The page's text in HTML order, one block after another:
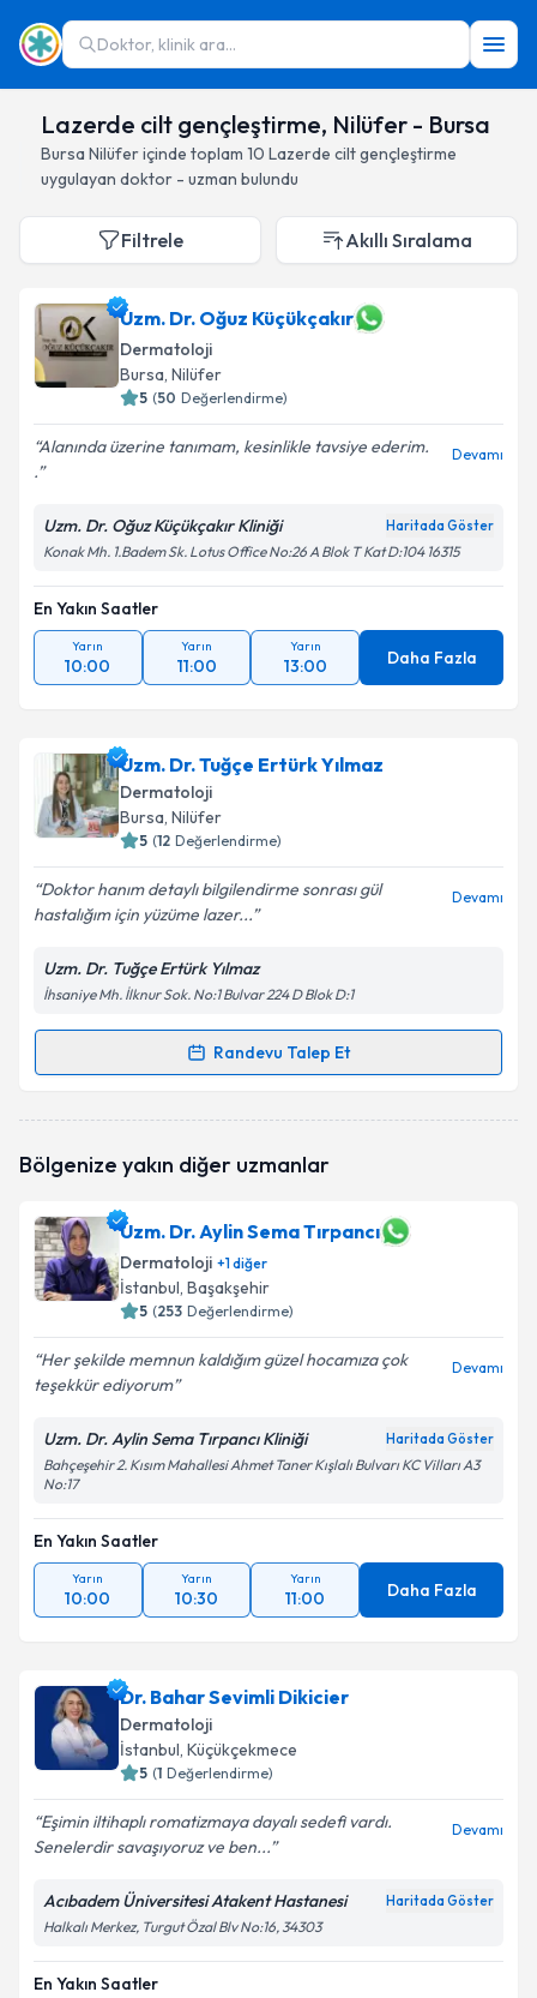
Doktor, klinik ara...
Lazerde cilt gençleştirme, Nilüfer - Bursa
Bursa Nilüferiçinde toplam 10 Lazerde cilt gençleştirme
uygulayan doktor - uzman bulundu
Filtrele Akıllı Sıralama
Uzm. Dr. Oğuz Küçükçakır
Dermatoloji
Bursa, Nilüfer
5 (50 Değerlendirme)
Alanında üzerine tanımam, kesinlikle tavsiye ederim.
.
Devamı
Uzm. Dr. Oğuz Küçükçakır Kliniği Haritada Göster
Konak Mh. 1.Badem Sk. Lotus Office No:26 A Blok T Kat D:104 16315
En Yakın Saatler
Yarın
10:00
Yarın
11:00
Yarın
13:00 Daha Fazla
Uzm. Dr. Tuğçe Ertürk Yılmaz
Dermatoloji
Bursa, Nilüfer
5 (12 Değerlendirme)
Doktor hanım detaylı bilgilendirme sonrası gül
hastalığım için yüzüme lazer...
Devamı
Uzm. Dr. Tuğçe Ertürk Yılmaz
İhsaniye Mh. İlknur Sok. No:1 Bulvar 224 D Blok D:1
Randevu Talep Et
Randevu Takvimi Talebi
talebi oluşturun. Size bu uzmandan randevu almanız
bilgilendireceğiz.
E-posta Adresiniz
Kişisel verilerimin işlenmesine ilişkin
kapsamda işlenmesini kabul ediyorum.
Bölgenize yakın diğer uzmanlar
Uzm. Dr. Aylin Sema Tırpancı
Dermatoloji +1diğer
İstanbul, Başakşehir
5 (253 Değerlendirme)
Her şekilde memnun kaldığım güzel hocamıza çok
teşekkür ediyorum
Devamı
Uzm. Dr. Aylin Sema Tırpancı Kliniği Haritada Göster
Bahçeşehir 2. Kısım Mahallesi Ahmet Taner Kışlalı Bulvarı KC Vilları A3
No:17
En Yakın Saatler
Yarın
10:00
Yarın
10:30
Yarın
11:00 Daha Fazla
Dr. Bahar Sevimli Dikicier
Dermatoloji
İstanbul, Küçükçekmece
5 (1 Değerlendirme)
Eşimin iltihaplı romatizmaya dayalı sedefi vardı.
Senelerdir savaşıyoruz ve ben...
Devamı
Acıbadem Üniversitesi Atakent Hastanesi Haritada Göster
Halkalı Merkez, Turgut Özal Blv No:16, 34303
En Yakın Saatler